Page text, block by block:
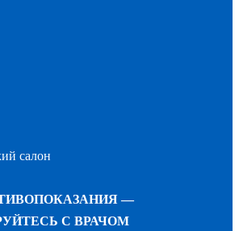
салон
—
С ВРАЧОМ